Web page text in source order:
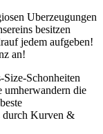
Uberzeugungen
besitzen
jedem aufgeben!
an!
Schonheiten
umherwandern die
durch Kurven &